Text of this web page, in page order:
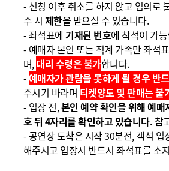
- 신청 이후 취소를 하지 않고 임의로
수 시 제한을 받으실 수 있습니다.
-좌석표에 기재된 번호에 착석이 가
- 예매자 본인 또는 직계 가족만 좌석
며,대리 수령은 불가합니다.
-예매자가 관람을 못하게 될 경우 반
주시기 바라며 티켓양도 및 판매는 불
- 입장 전,본인 예약 확인을 위해 예매
호 뒤 4자리를 확인하고 있습니다. 참
-공연장 도착은 시작30분전,객석 입
해주시고 입장시 반드시 좌석표를소